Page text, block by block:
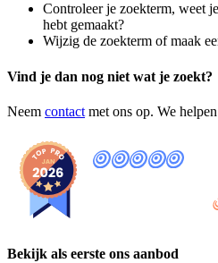
Controleer je zoekterm, weet
hebt gemaakt?
Wijzig de zoekterm of maak
Vind je dan nog niet wat je zoekt?
Neem contact met ons op. We
Bekijk als eerste ons aanbod